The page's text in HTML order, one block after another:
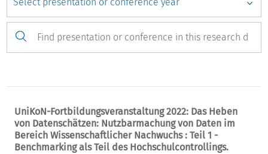
UniKoN-Fortbildungsveranstaltung 2022: Das Heben
von Datenschätzen: Nutzbarmachung von Daten im
Bereich Wissenschaftlicher Nachwuchs : Teil 1 -
Benchmarking als Teil des Hochschulcontrollings.